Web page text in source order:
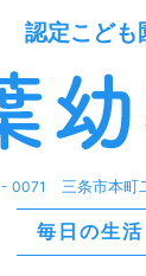
認定こども
0071 三条市本町
毎日の生活